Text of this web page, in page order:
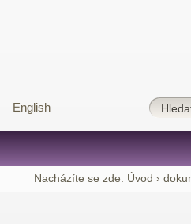
English
Nacházíte se zde: Úvod ›